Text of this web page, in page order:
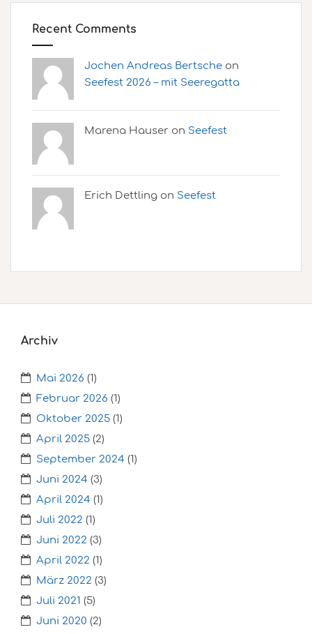
Recent Comments
Jochen Andreas Bertsche on
Seefest 2026 – mit Seeregatta
Marena Hauser on Seefest
Erich Dettling on Seefest
Archiv
Mai 2026 (1)
Februar 2026 (1)
Oktober 2025 (1)
April 2025 (2)
September 2024 (1)
Juni 2024 (3)
April 2024 (1)
Juli 2022 (1)
Juni 2022 (3)
April 2022 (1)
März 2022 (3)
Juli 2021 (5)
Juni 2020 (2)